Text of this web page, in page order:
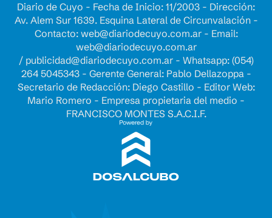
Diario de Cuyo - Fecha de Inicio: 11/2003 - Dirección:
Av. Alem Sur 1639. Esquina Lateral de Circunvalación -
Contacto: web@diariodecuyo.com.ar- Email:
web@diariodecuyo.com.ar
/ publicidad@diariodecuyo.com.ar- Whatsapp: (054)
264 5045343 - Gerente General: Pablo Dellazoppa -
Secretario de Redacción: Diego Castillo - Editor Web:
Mario Romero - Empresa propietaria del medio -
FRANCISCO MONTES S.A.C.I.F.